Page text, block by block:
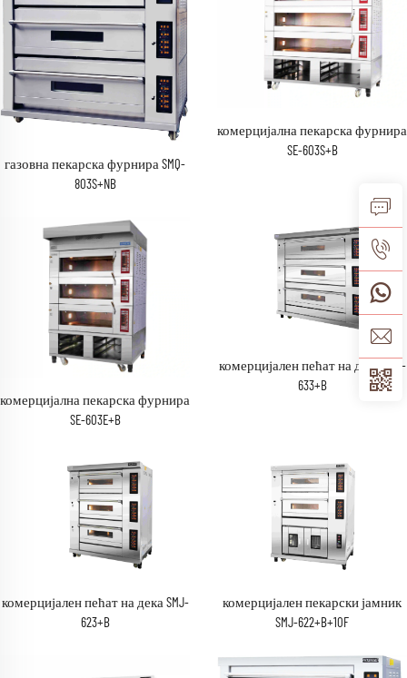
газовна пекарска фурнира SMQ-
803S+NB
комерцијална пекарска фурнира
SE-603S+B
комерцијална пекарска фурнира
SE-603E+B
комерцијален пећат на дека SMJ-
633+B
комерцијален пећат на дека SMJ-
623+B
комерцијален пекарски јамник
SMJ-622+B+10F